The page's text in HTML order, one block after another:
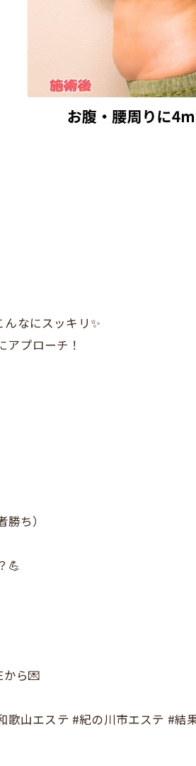
なにスッキリ✨
プローチ！
ち）
💪
から💌
山エステ #紀の川市エステ #